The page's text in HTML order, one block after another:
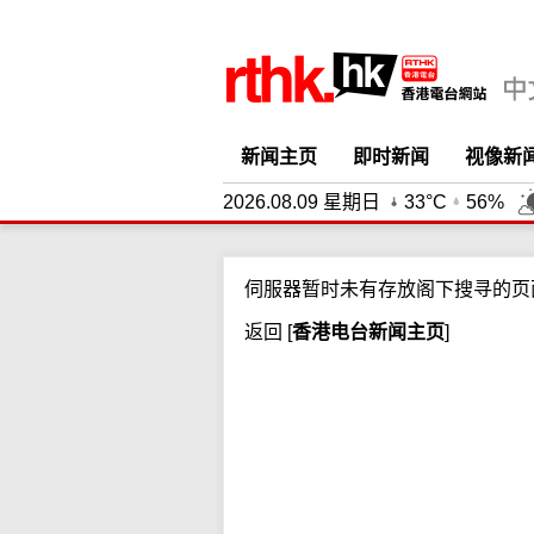
新闻主页 即时新闻 视像新
2026.08.09 星期日 33°C 56%
伺服器暂时未有存放阁下搜寻的页
返回 [香港电台新闻主页]